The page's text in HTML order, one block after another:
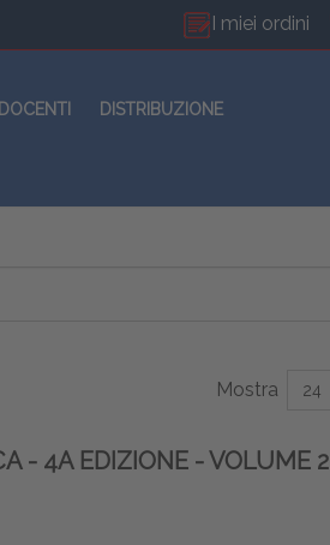
I miei ordini
DISTRIBUZIONE
Mostra 24
- 4A EDIZIONE - VOLUME 2